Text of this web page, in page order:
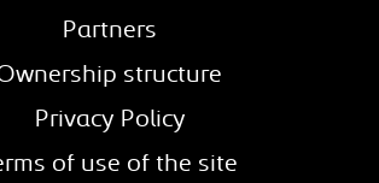
Partners
structure
Privacy Policy
of use of the site